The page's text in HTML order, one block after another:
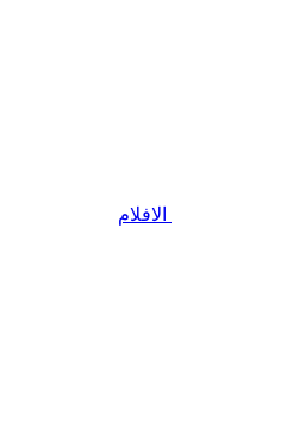
الافلام